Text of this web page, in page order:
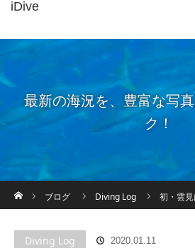
iDive
最新の海況を、豊富な写
ク！
ブログ
Diving Log 初・雲
Diving Log 2020.01.11